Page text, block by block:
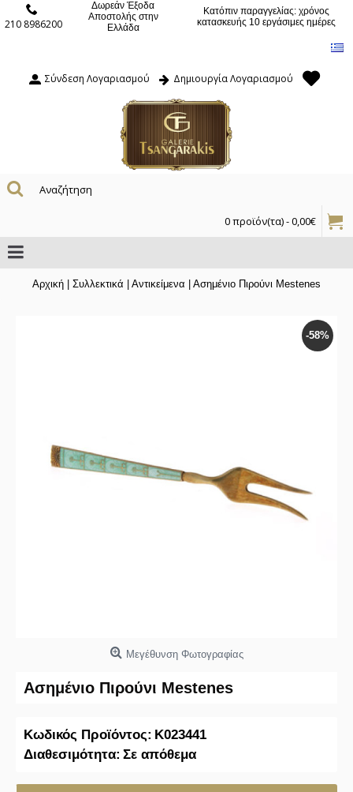
210 8986200
Δωρεάν Έξοδα
Αποστολής στην
Ελλάδα
Κατόπιν παραγγελίας: χρόνος
κατασκευής 10 εργάσιμες ημέρες
Σύνδεση Λογαριασμού Δημιουργία Λογαριασμού
0 προϊόν(τα) - 0,00€
Αρχική | Συλλεκτικά | Αντικείμενα | Ασημένιο Πιρούνι Mestenes
-58%
Μεγέθυνση Φωτογραφίας
Ασημένιο Πιρούνι Mestenes
Κωδικός Προϊόντος: K023441
Διαθεσιμότητα: Σε απόθεμα